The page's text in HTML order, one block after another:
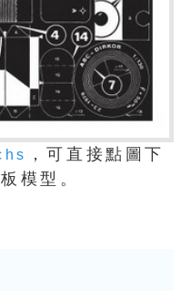
，可直接點圖下
模型。